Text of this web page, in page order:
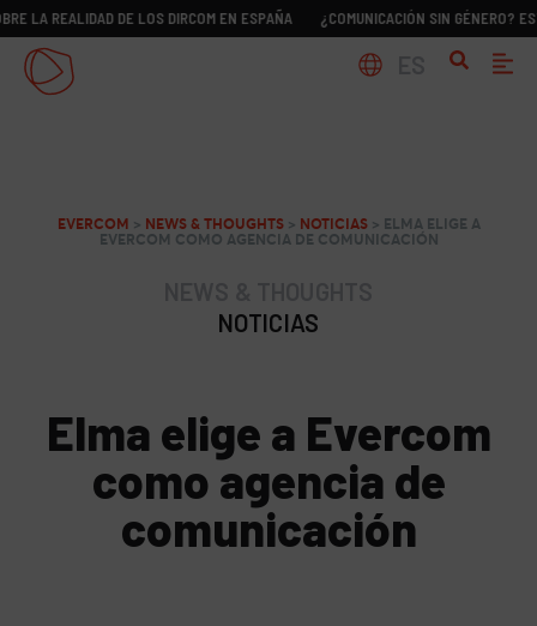
DE LOS DIRCOM EN ESPAÑA ¿COMUNICACIÓN SIN GÉNERO? ESTUDIO
EVERCOM > NEWS & THOUGHTS> NOTICIAS> ELMA ELIGE A
EVERCOM COMO AGENCIA DE COMUNICACIÓN
NOTICIAS
Elma elige a Evercom
como agencia de
comunicación